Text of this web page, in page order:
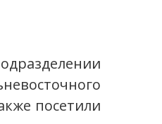
посетили